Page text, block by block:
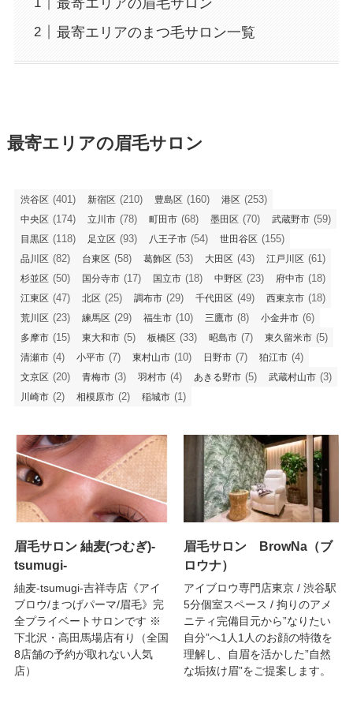
最寄エリアのまつ毛サロン一覧
最寄エリアの眉毛サロン
渋谷区 (401) 新宿区 (210) 豊島区 (160) 港区 (253)
中央区 (174) 立川市 (78) 町田市 (68) 墨田区 (70) 武蔵野市 (59)
目黒区 (118) 足立区 (93) 八王子市 (54) 世田谷区 (155)
品川区 (82) 台東区 (58) 葛飾区 (53) 大田区 (43) 江戸川区 (61)
杉並区 (50) 国分寺市 (17) 国立市 (18) 中野区 (23) 府中市 (18)
江東区 (47) 北区 (25) 調布市 (29) 千代田区 (49) 西東京市 (18)
荒川区 (23) 練馬区 (29) 福生市 (10) 三鷹市 (8) 小金井市 (6)
多摩市 (15) 東大和市 (5) 板橋区 (33) 昭島市 (7) 東久留米市 (5)
清瀬市 (4) 小平市 (7) 東村山市 (10) 日野市 (7) 狛江市 (4)
文京区 (20) 青梅市 (3) 羽村市 (4) あきる野市 (5) 武蔵村山市 (3)
川崎市 (2) 相模原市 (2) 稲城市 (1)
眉毛サロン 紬麦(つむぎ)-
tsumugi-
紬麦-tsumugi-吉祥寺店《アイ
ブロウ/まつげパーマ/眉毛》完
全プライベートサロンです ※
下北沢・高田馬場店有り（全国
8店舗の予約が取れない人気
店）
眉毛サロン BrowNa（ブ
ロウナ）
アイブロウ専門店東京 / 渋谷駅
5分個室スペース / 拘りのアメ
ニティ完備目元から”なりたい
自分”へ1人1人のお顔の特徴を
理解し、自眉を活かした”自然
な垢抜け眉”をご提案します。